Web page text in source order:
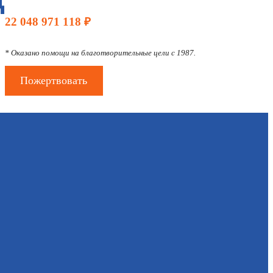
22 048 971 118 ₽
* Оказано помощи на благотворительные цели с 1987.
Пожертвовать